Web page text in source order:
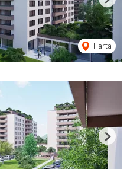
Harta
Next
Next